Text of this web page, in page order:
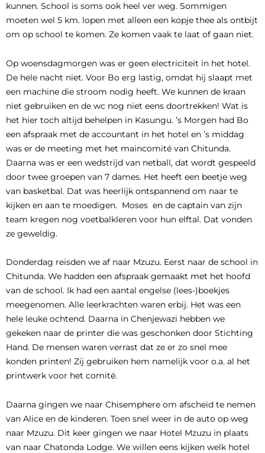
kunnen. School is soms ook heel ver weg. Sommigen
moeten wel 5 km. lopen met alleen een kopje thee als ontbijt
om op school te komen. Ze komen vaak te laat of gaan niet.
Op woensdagmorgen was er geen electriciteit in het hotel.
De hele nacht niet. Voor Bo erg lastig, omdat hij slaapt met
een machine die stroom nodig heeft. We kunnen de kraan
niet gebruiken en de wc nog niet eens doortrekken! Wat is
het hier toch altijd behelpen in Kasungu. ’s Morgen had Bo
een afspraak met de accountant in het hotel en ’s middag
was er de meeting met het maincomité van Chitunda.
Daarna was er een wedstrijd van netball, dat wordt gespeeld
door twee groepen van 7 dames. Het heeft een beetje weg
van basketbal. Dat was heerlijk ontspannend om naar te
kijken en aan te moedigen. Moses en de captain van zijn
team kregen nog voetbalkleren voor hun elftal. Dat vonden
ze geweldig.
Donderdag reisden we af naar Mzuzu. Eerst naar de school in
Chitunda. We hadden een afspraak gemaakt met het hoofd
van de school. Ik had een aantal engelse (lees-)boekjes
meegenomen. Alle leerkrachten waren erbij. Het was een
hele leuke ochtend. Daarna in Chenjewazi hebben we
gekeken naar de printer die was geschonken door Stichting
Hand. De mensen waren verrast dat ze er zo snel mee
konden printen! Zij gebruiken hem namelijk voor o.a. al het
printwerk voor het comité.
Daarna gingen we naar Chisemphere om afscheid te nemen
van Alice en de kinderen. Toen snel weer in de auto op weg
naar Mzuzu. Dit keer gingen we naar Hotel Mzuzu in plaats
van naar Chatonda Lodge. We willen eens kijken welk hotel